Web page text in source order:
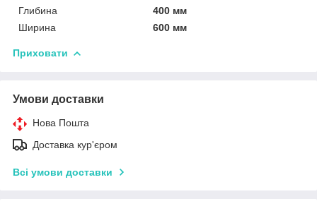
Глибина
400 мм
Ширина
600 мм
Приховати
Умови доставки
Нова Пошта
Доставка кур'єром
Всі умови доставки